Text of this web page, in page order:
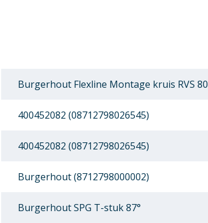
Burgerhout Flexline Montage kruis RVS 80
400452082 (08712798026545)
400452082 (08712798026545)
Burgerhout (8712798000002)
Burgerhout SPG T-stuk 87°